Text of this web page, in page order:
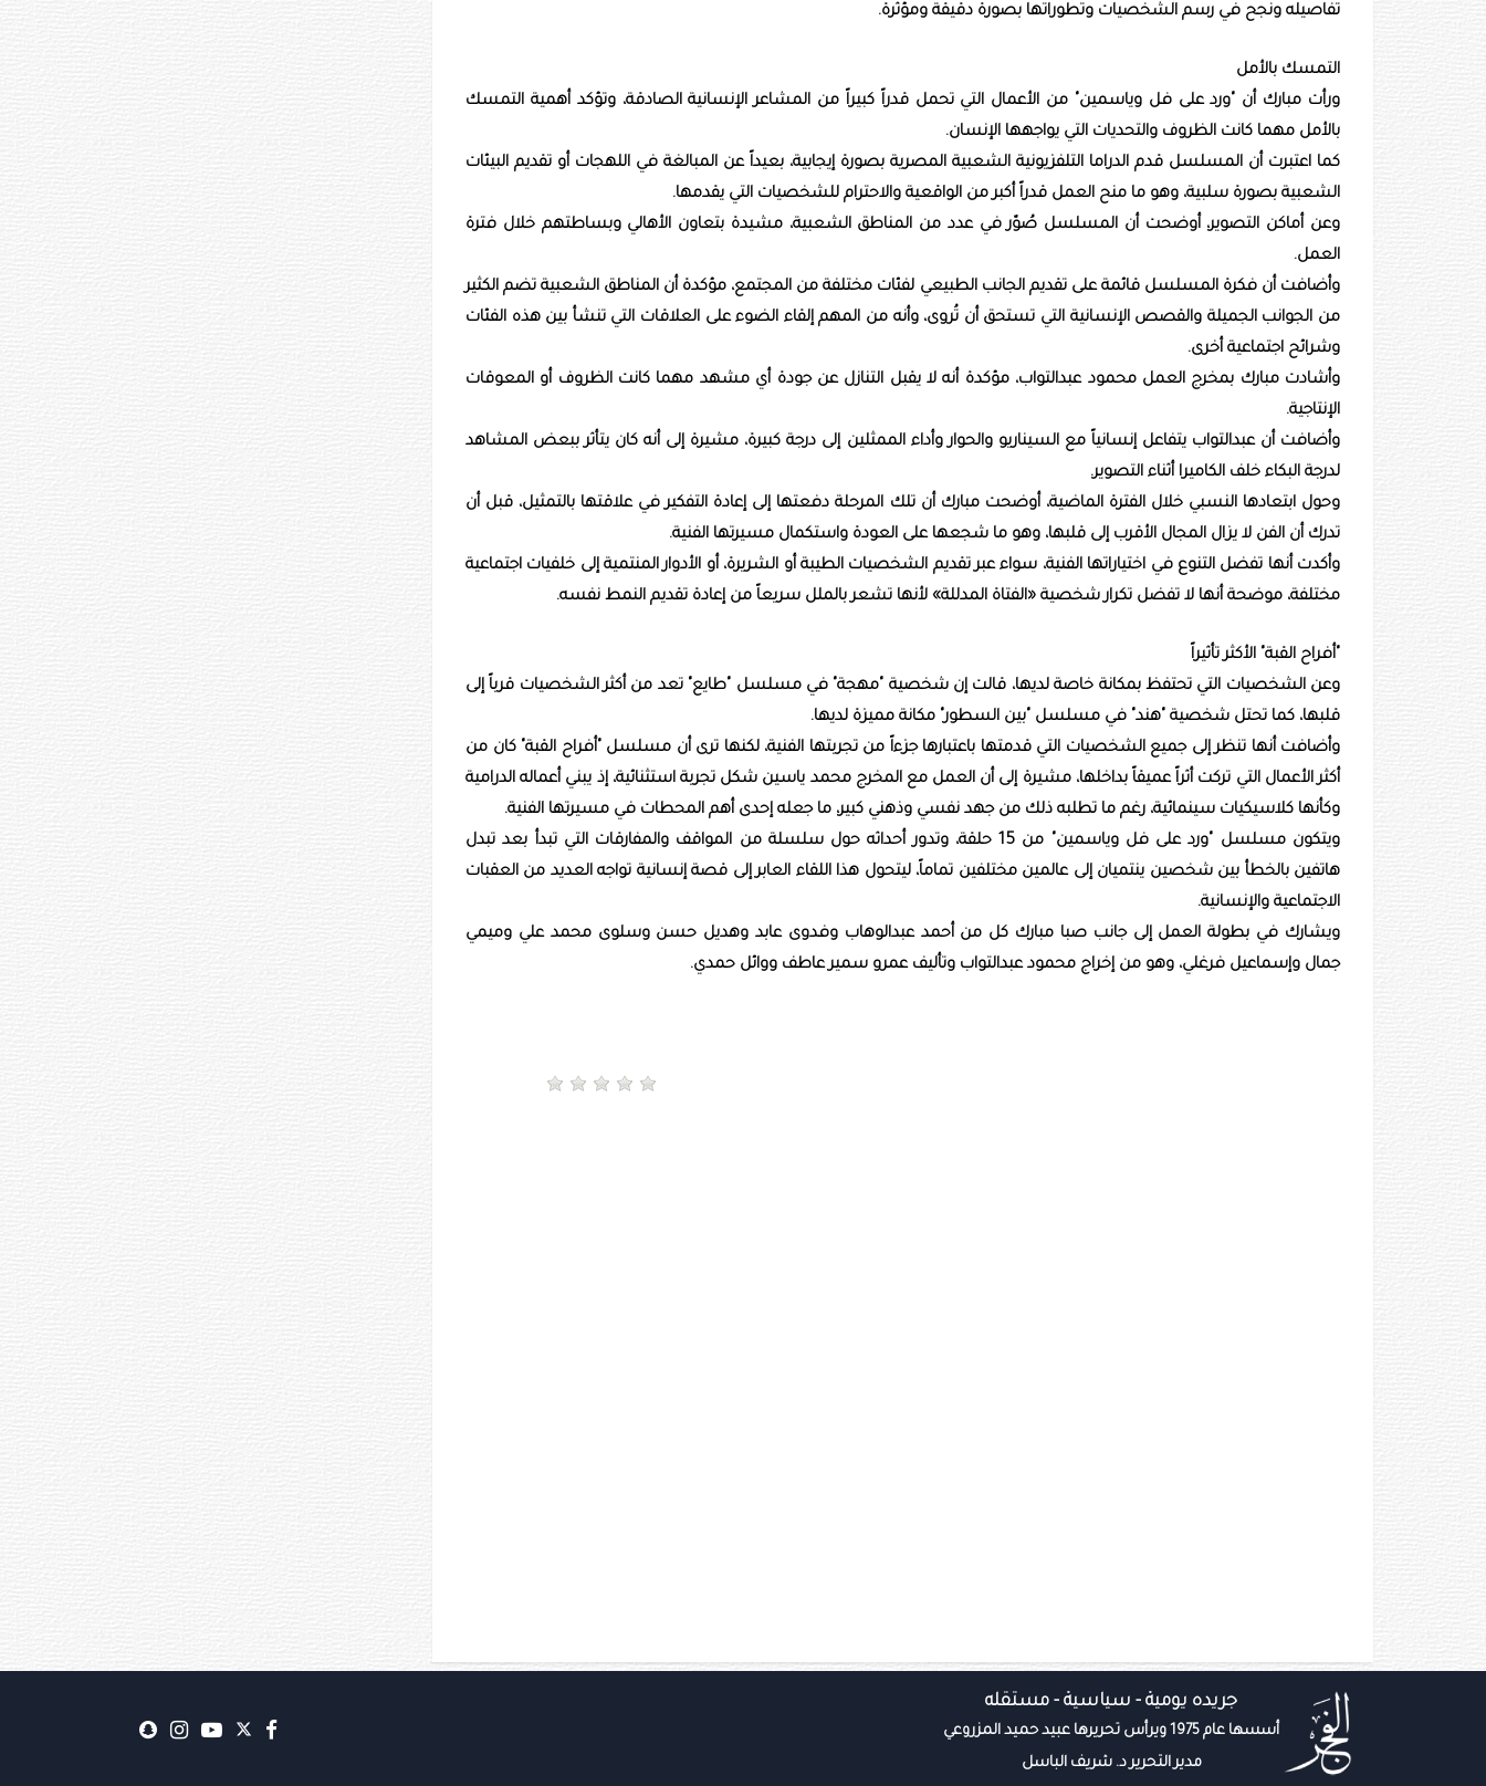
تفاصيله ونجح في رسم الشخصيات وتطوراتها بصورة دقيقة ومؤثرة.
التمسك بالأمل
ورأت مبارك أن "ورد على فل وياسمين" من الأعمال التي تحمل قدراً كبيراً من المشاعر الإنسانية الصادقة، وتؤكد أهمية التمسك
بالأمل مهما كانت الظروف والتحديات التي يواجهها الإنسان.
كما اعتبرت أن المسلسل قدم الدراما التلفزيونية الشعبية المصرية بصورة إيجابية، بعيداً عن المبالغة في اللهجات أو تقديم البيئات
الشعبية بصورة سلبية، وهو ما منح العمل قدراً أكبر من الواقعية والاحترام للشخصيات التي يقدمها.
وعن أماكن التصوير، أوضحت أن المسلسل صُوّر في عدد من المناطق الشعبية، مشيدة بتعاون الأهالي وبساطتهم خلال فترة
العمل.
وأضافت أن فكرة المسلسل قائمة على تقديم الجانب الطبيعي لفئات مختلفة من المجتمع، مؤكدة أن المناطق الشعبية تضم الكثير
من الجوانب الجميلة والقصص الإنسانية التي تستحق أن تُروى، وأنه من المهم إلقاء الضوء على العلاقات التي تنشأ بين هذه الفئات
وشرائح اجتماعية أخرى.
وأشادت مبارك بمخرج العمل محمود عبدالتواب، مؤكدة أنه لا يقبل التنازل عن جودة أي مشهد مهما كانت الظروف أو المعوقات
الإنتاجية.
وأضافت أن عبدالتواب يتفاعل إنسانياً مع السيناريو والحوار وأداء الممثلين إلى درجة كبيرة، مشيرة إلى أنه كان يتأثر ببعض المشاهد
لدرجة البكاء خلف الكاميرا أثناء التصوير.
وحول ابتعادها النسبي خلال الفترة الماضية، أوضحت مبارك أن تلك المرحلة دفعتها إلى إعادة التفكير في علاقتها بالتمثيل، قبل أن
تدرك أن الفن لا يزال المجال الأقرب إلى قلبها، وهو ما شجعها على العودة واستكمال مسيرتها الفنية.
وأكدت أنها تفضل التنوع في اختياراتها الفنية، سواء عبر تقديم الشخصيات الطيبة أو الشريرة، أو الأدوار المنتمية إلى خلفيات اجتماعية
مختلفة، موضحة أنها لا تفضل تكرار شخصية «الفتاة المدللة» لأنها تشعر بالملل سريعاً من إعادة تقديم النمط نفسه.
"أفراح القبة" الأكثر تأثيراً
وعن الشخصيات التي تحتفظ بمكانة خاصة لديها، قالت إن شخصية "مهجة" في مسلسل "طايع" تعد من أكثر الشخصيات قرباً إلى
قلبها، كما تحتل شخصية "هند" في مسلسل "بين السطور" مكانة مميزة لديها.
وأضافت أنها تنظر إلى جميع الشخصيات التي قدمتها باعتبارها جزءاً من تجربتها الفنية، لكنها ترى أن مسلسل "أفراح القبة" كان من
أكثر الأعمال التي تركت أثراً عميقاً بداخلها، مشيرة إلى أن العمل مع المخرج محمد ياسين شكل تجربة استثنائية، إذ يبني أعماله الدرامية
وكأنها كلاسيكيات سينمائية، رغم ما تطلبه ذلك من جهد نفسي وذهني كبير، ما جعله إحدى أهم المحطات في مسيرتها الفنية.
ويتكون مسلسل "ورد على فل وياسمين" من 15 حلقة، وتدور أحداثه حول سلسلة من المواقف والمفارقات التي تبدأ بعد تبدل
هاتفين بالخطأ بين شخصين ينتميان إلى عالمين مختلفين تماماً، ليتحول هذا اللقاء العابر إلى قصة إنسانية تواجه العديد من العقبات
الاجتماعية والإنسانية.
ويشارك في بطولة العمل إلى جانب صبا مبارك كل من أحمد عبدالوهاب وفدوى عابد وهديل حسن وسلوى محمد علي وميمي
جمال وإسماعيل فرغلي، وهو من إخراج محمود عبدالتواب وتأليف عمرو سمير عاطف ووائل حمدي.
جريده يومية - سياسية - مستقله
أسسها عام 1975 ويرأس تحريرها عبيد حميد المزروعي
مدير التحرير د. شريف الباسل